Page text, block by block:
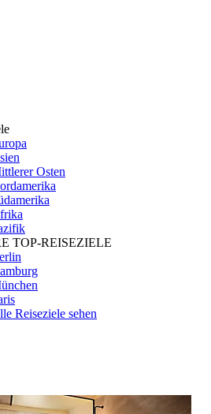
Osten
TOP-REISEZIELE
Reiseziele sehen